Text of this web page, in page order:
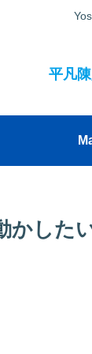
平凡
かした